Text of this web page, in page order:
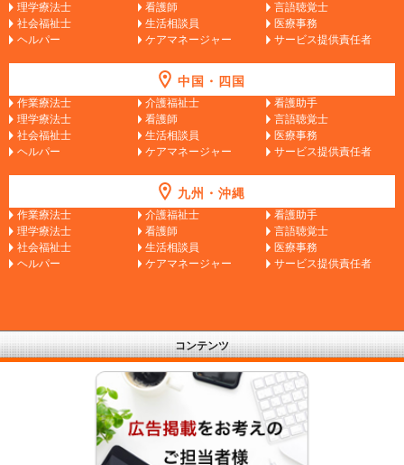
理学療法士
看護師
言語聴覚士
社会福祉士
生活相談員
医療事務
ヘルパー
ケアマネージャー サービス提供責任者
中国・四国
作業療法士 介護福祉士
看護助手
理学療法士
看護師
言語聴覚士
社会福祉士
生活相談員
医療事務
ヘルパー
ケアマネージャー サービス提供責任者
九州・沖縄
作業療法士 介護福祉士
看護助手
理学療法士
看護師
言語聴覚士
社会福祉士
生活相談員
医療事務
ヘルパー
ケアマネージャー サービス提供責任者
コンテンツ